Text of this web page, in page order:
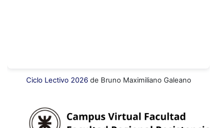
Ciclo Lectivo 2026de Bruno Maximiliano Galeano